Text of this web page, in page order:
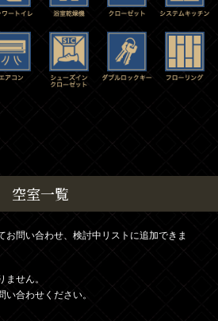
空室一覧
お問い合わせ、検討中リストに追加できま
せん。
い合わせください。